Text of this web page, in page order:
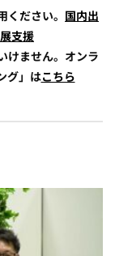
ださい。 国内出
支援
けません。オンラ
グ」はこちら